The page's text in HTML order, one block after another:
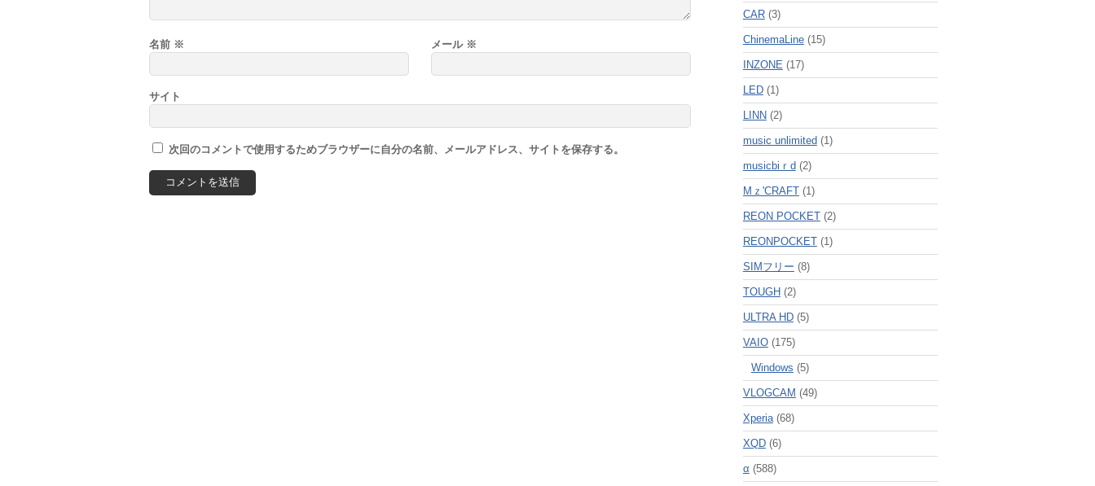
名前 ※ メール ※
サイト
次回のコメントで使用するためブラウザーに自分の名前、メールアドレス、サイトを保存する。
CAR(3)
ChinemaLine(15)
INZONE (17)
LED(1)
LINN (2)
music unlimited (1)
musicbiｒd (2)
Mｚ'CRAFT(1)
REON POCKET(2)
REONPOCKET(1)
SIMフリー (8)
TOUGH (2)
ULTRA HD(5)
VAIO(175)
Windows (5)
VLOGCAM (49)
Xperia(68)
XQD(6)
α (588)